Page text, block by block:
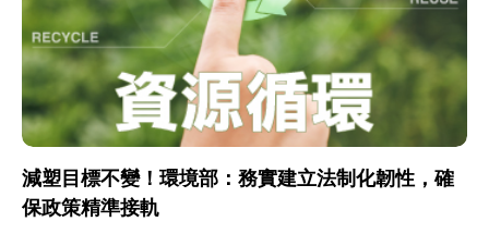
減塑目標不變！環境部：務實建立法制化韌性，確
保政策精準接軌